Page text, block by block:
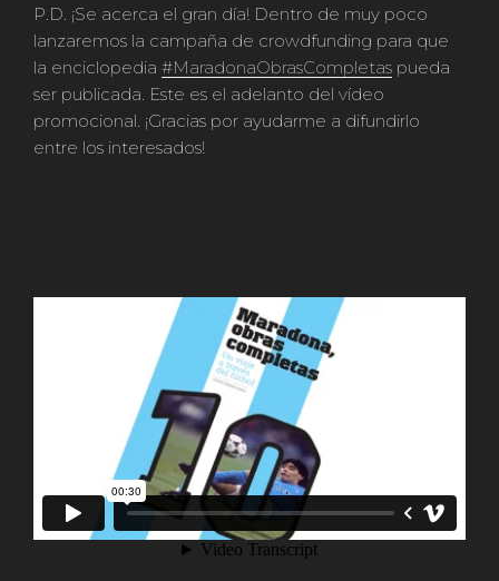
P.D. ¡Se acerca el gran día! Dentro de muy poco
lanzaremos la campaña de crowdfunding para que
la enciclopedia #MaradonaObrasCompletas pueda
ser publicada. Este es el adelanto del vídeo
promocional. ¡Gracias por ayudarme a difundirlo
entre los interesados!